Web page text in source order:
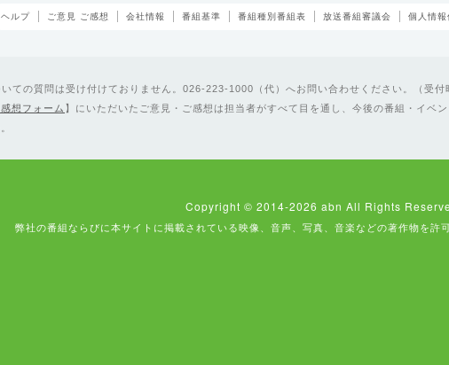
ヘルプ ご意見 ご感想 会社情報 番組基準 番組種別番組表 放送番組審議会 個人情報
いての質問は受け付けておりません。026-223-1000（代）へお問い合わせください。（受
想フォーム 】にいただいたご意見・ご感想は担当者がすべて目を通し、今後の番組・イベ
Copyright © 2014-2026 abn All Rights
弊社の番組ならびに本サイトに掲載されている映像、音声、写真、音楽などの著作物を許